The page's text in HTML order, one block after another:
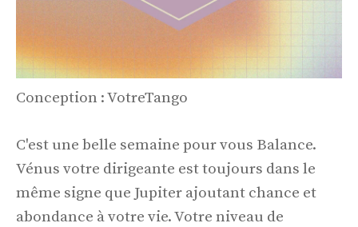
Conception : VotreTango
C'est une belle semaine pour vous Balance.
Vénus votre dirigeante est toujours dans le
même signe que Jupiter ajoutant chance et
abondance à votre vie. Votre niveau de